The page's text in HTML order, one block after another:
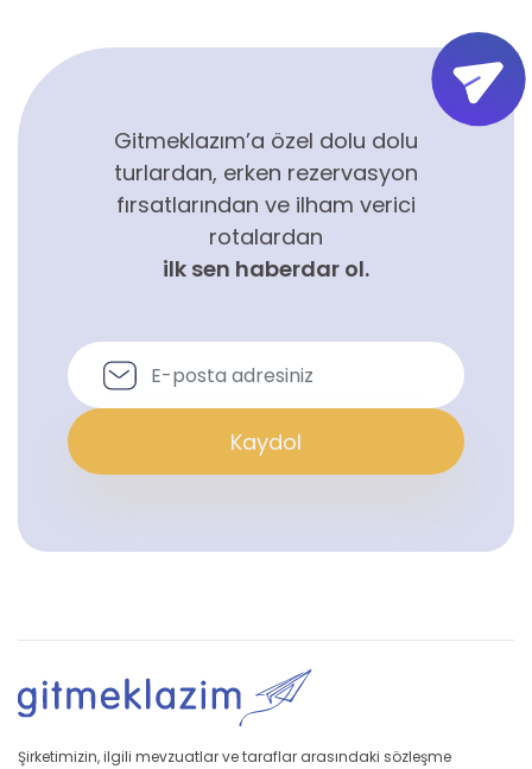
Gitmeklazım’a özel dolu dolu
turlardan, erken rezervasyon
fırsatlarından ve ilham verici
rotalardan
ilk sen haberdar ol.
Kaydol
Şirketimizin, ilgili mevzuatlar ve taraflar arasındaki sözleşme